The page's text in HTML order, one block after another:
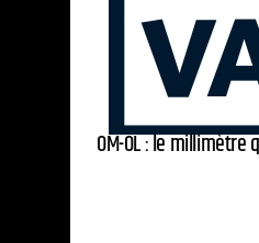
OM-OL : le